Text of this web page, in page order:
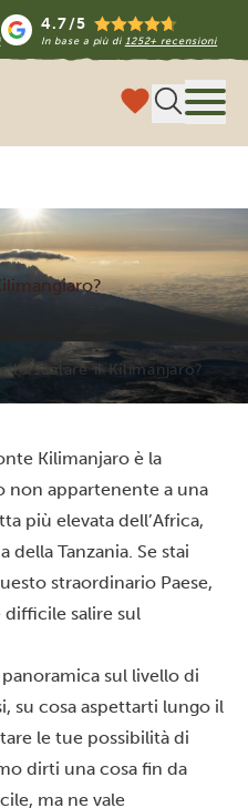
4.7/5
In base a più di 1252+ recensioni
scalare il Kilimanjaro?
Kilimanjaro è la
non appartenente a una
più elevata dell’Africa,
Tanzania. Se stai
straordinario Paese,
salire sul
sul livello di
su cosa aspettarti lungo il
le tue possibilità di
dirti una cosa fin da
ma ne vale